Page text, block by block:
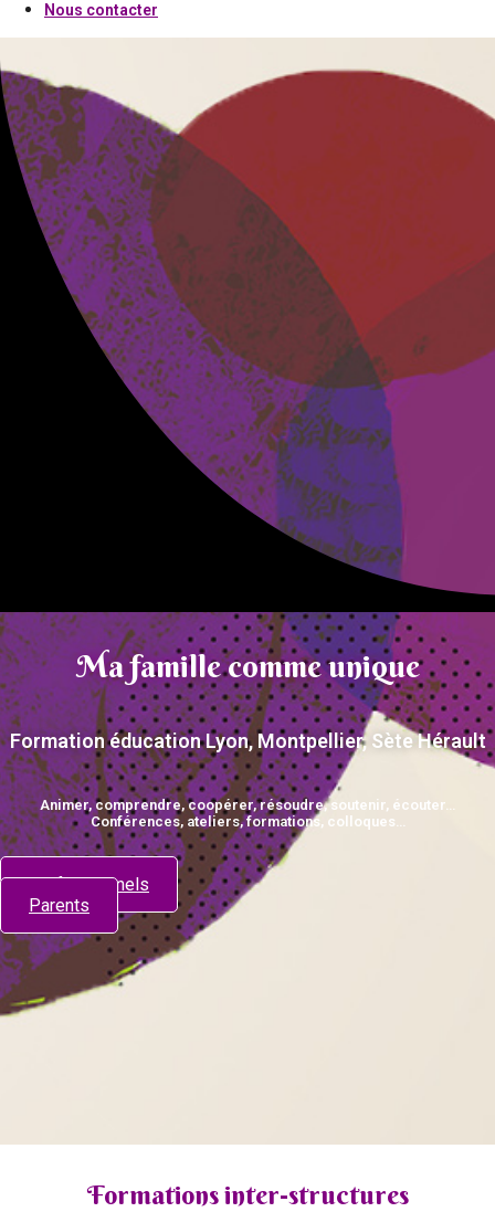
Nous contacter
Ma famille comme unique
Formation éducation Lyon, Montpellier, Sète Hérault
Animer, comprendre, coopérer, résoudre, soutenir, écouter…
Conférences, ateliers, formations, colloques…
Professionnels
Parents
Formations inter-structures